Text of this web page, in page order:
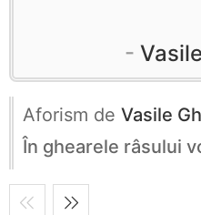
Aforism de Vasile
În ghearele râsului